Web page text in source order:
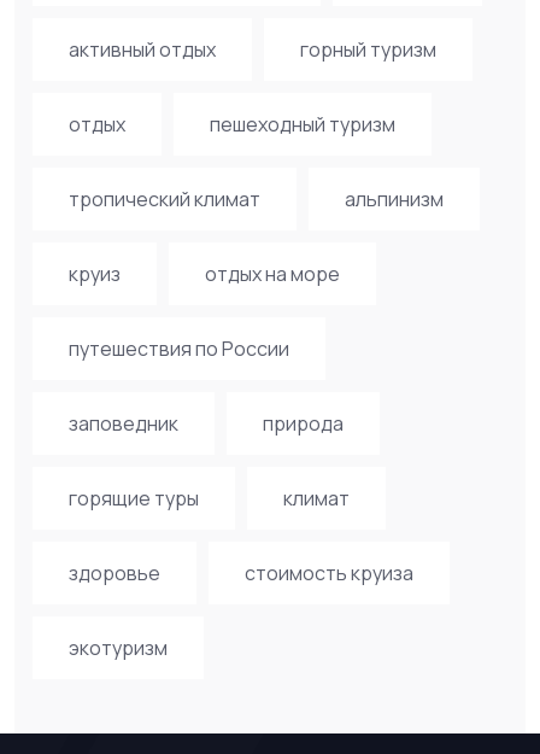
активный отдых горный туризм
отдых пешеходный туризм
тропический климат альпинизм
круиз отдых на море
путешествия по России
заповедник природа
горящие туры климат
здоровье стоимость круиза
экотуризм